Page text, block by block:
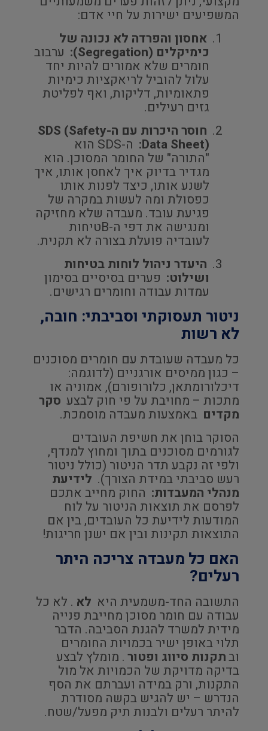
המשפיעים ישירות על חיי אדם:
אחסון והפרדה לא נכונה של
כימיקלים (Segregation): ערבוב
חומרים שלא אמורים להיות יחד
עלול להוביל לריאקציות כימיות
פתאומיות, דליקות, ואף לפליטת
גזים רעילים.
חוסר היכרות עם ה-SDS (Safety
Data Sheet): ה-SDS הוא
"התורה" של החומר המסוכן. הוא
מגדיר בדיוק איך לאחסן אותו, איך
לשנע אותו, כיצד לפנות אותו
כפסולת ומה לעשות במקרה של
פגיעת עובד. מעבדה שלא מחזיקה
ומנגישה את דפי ה-Bטיחות
לעובדיה פועלת בצורה לא תקנית.
היעדר ניהול לוחות בטיחות
ושילוט: פערים בסיסיים בסימון
עמדות עבודה וחומרים רגישים.
ניטור תעסוקתי וסביבתי: חובה,
לא רשות
כל מעבדה שעובדת עם חומרים מסוכנים
– כגון ממיסים אורגניים (לדוגמה:
דיכלורומתאן, כלורופורם), אמוניה או
מתכות – מחויבת על פי חוק לבצע סקר
מקדים באמצעות מעבדה מוסמכת.
הסוקר בוחן את חשיפת העובדים
לגורמים מסוכנים בתוך ומחוץ למנדף,
ולפי זה נקבע תדר הניטור (כולל ניטור
רעש סביבתי במידת הצורך). לידיעת
מנהלי המעבדות: החוק מחייב אתכם
לפרסם את תוצאות הניטור על לוח
המודעות לידיעת כל העובדים, בין אם
התוצאות תקינות ובין אם ישנן חריגות!
האם כל מעבדה צריכה היתר
רעלים?
התשובה החד-משמעית היא לא . לא כל
עבודה עם חומר מסוכן מחייבת פנייה
מידית למשרד להגנת הסביבה. הדבר
תלוי באופן ישיר בכמויות החומרים
ובתקנות סיווג ופטור. מומלץ לבצע
בדיקה מדויקת של הכמויות אל מול
התקנות, ורק במידה ועברתם את הסף
הנדרש – יש להגיש בקשה מסודרת
להיתר רעלים ולבנות תיק מפעל/שטח.